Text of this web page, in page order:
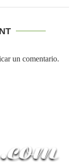
un comentario.